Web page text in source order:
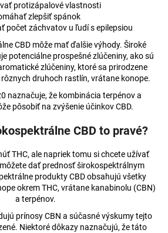
protizápalové vlastnosti
zlepšiť spánok
počet záchvatov u ľudí s epilepsiou
CBD môže mať ďalšie výhody. Široké
potenciálne prospešné zlúčeniny, ako sú
zlúčeniny, ktoré sa prirodzene
druhoch rastlín, vrátane konope.
naznačuje, že kombinácia terpénov a
pôsobiť na zvýšenie účinkov CBD.
CBD to pravé?
THC, ale napriek tomu si chcete užívať
dať prednosť širokospektrálnym
produkty CBD obsahujú všetky
okrem THC, vrátane kanabinolu (CBN)
a terpénov.
prínosy CBN a súčasné výskumy tejto
Niektoré dôkazy naznačujú, že táto